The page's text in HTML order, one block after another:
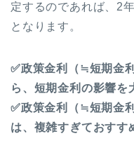
定するのであれば、2
となります。
✅政策金利（≒短期金
ら、短期金利の影響を
✅政策金利（≒短期金
は、複雑すぎておすす